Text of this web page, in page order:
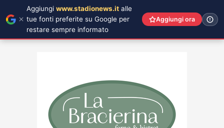
Aggiungi www.stadionews.it alle
tue fonti preferite su Google per
restare sempre informato
Aggiungi ora